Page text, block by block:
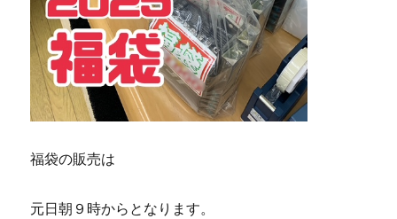
福袋の販売は
元日朝９時からとなります。